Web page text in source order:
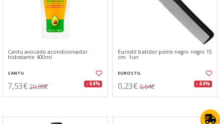
Cantu avocado acondicionador
hidratante 400ml
CANTU
7,53€ 20,98€ - 64%
Eurostil batidor peine negro negro 15
cm. 1un
EUROSTIL
0,23€ 0,64€ - 64%